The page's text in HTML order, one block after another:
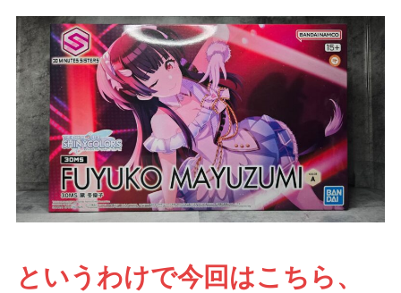
というわけで今回はこちら、